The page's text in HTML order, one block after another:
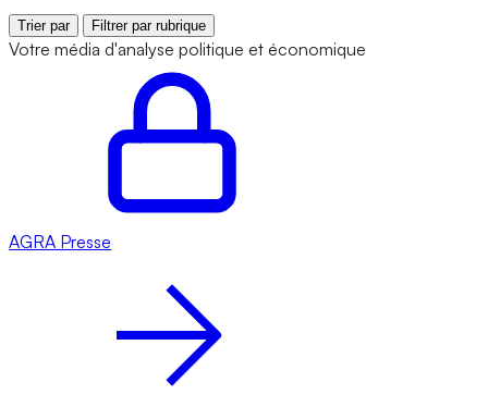
Trier par Filtrer par rubrique
Votre média d'analyse politique et économique
AGRA Presse